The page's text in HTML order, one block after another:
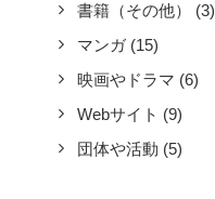
書籍（その他）
(3)
マンガ (15)
映画やドラマ (6)
Webサイト (9)
団体や活動 (5)